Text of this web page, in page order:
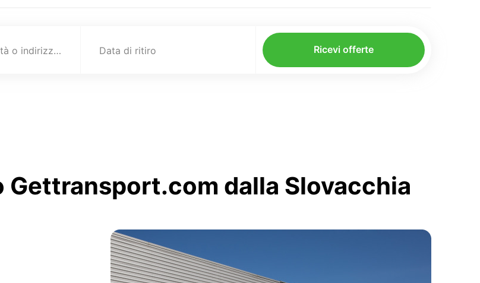
Destinazione (città o indirizzo) Data di ritiro Ricevi offerte
dalla Slovacchia